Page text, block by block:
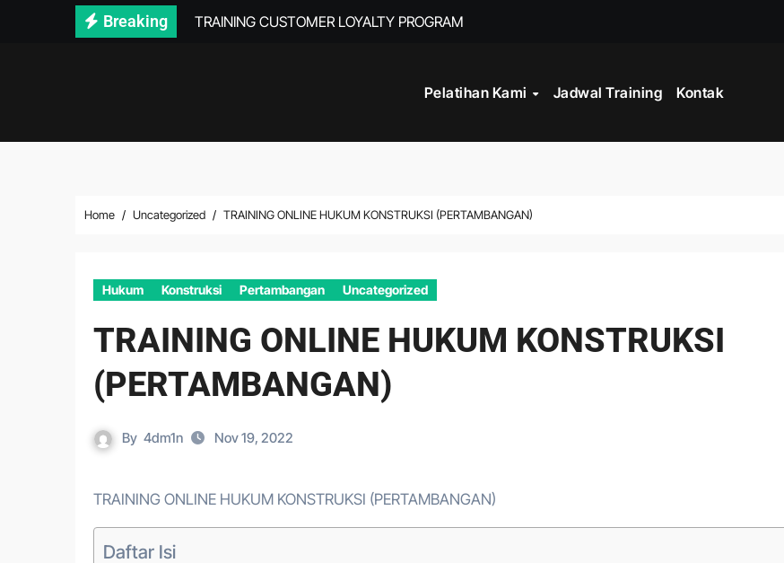
Breaking TRAINING CUSTOMER LOYALTY PROGRAM TRAINING
Pelatihan Kami Jadwal Training Kontak
Home Uncategorized TRAINING ONLINE HUKUM KONSTRUKSI (PERTAMBANGAN)
Hukum Konstruksi Pertambangan Uncategorized
TRAINING ONLINE HUKUM KONSTRUKSI
(PERTAMBANGAN)
By 4dm1n Nov 19, 2022
TRAINING ONLINE HUKUM KONSTRUKSI (PERTAMBANGAN)
Daftar Isi